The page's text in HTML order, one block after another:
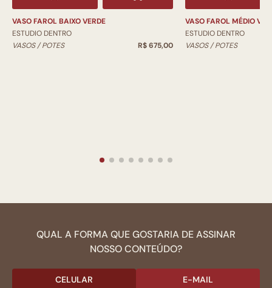
VASO FAROL BAIXO VERDE
ESTUDIO DENTRO
VASOS / POTES
R$ 675,00
VASO FAROL MÉDIO
ESTUDIO DENTRO
VASOS / POTES
QUAL A FORMA QUE GOSTARIA DE ASSINAR
NOSSO CONTEÚDO?
CELULAR E-MAIL